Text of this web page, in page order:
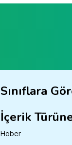
Sınıflara
İçerik
Haber